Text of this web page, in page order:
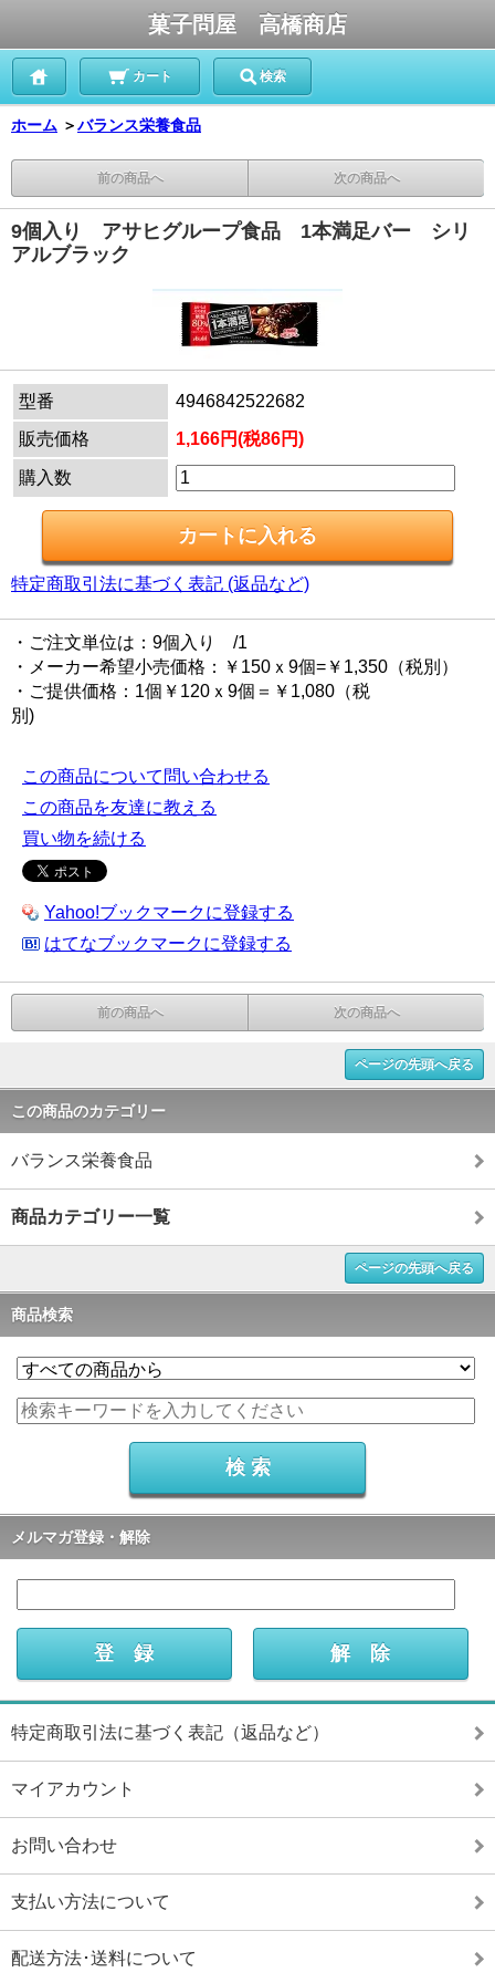
菓子問屋 高橋商店
カート 検索
ホーム ＞バランス栄養食品
前の商品へ 次の商品へ
9個入り アサヒグループ食品 1本満足バー シリ
アルブラック
型番
4946842522682
販売価格
1,166円(税86円)
購入数
特定商取引法に基づく表記 (返品など)
・ご注文単位は：9個入り /1
・メーカー希望小売価格：￥150ｘ9個=￥1,350（税別）
・ご提供価格：1個￥120ｘ9個＝￥1,080（税
別)
この商品について問い合わせる
この商品を友達に教える
買い物を続ける
Yahoo!ブックマークに登録する
はてなブックマークに登録する
前の商品へ 次の商品へ
ページの先頭へ戻る
この商品のカテゴリー
バランス栄養食品
商品カテゴリー一覧
ページの先頭へ戻る
商品検索
メルマガ登録・解除
特定商取引法に基づく表記（返品など）
マイアカウント
お問い合わせ
支払い方法について
配送方法･送料について